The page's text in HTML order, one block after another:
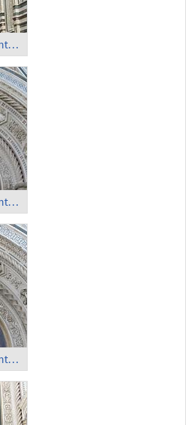
Florence - Cathedral Santa Maria del Fiore; Bell Tower
Florence - Cathedral Santa Maria del Fiore; Fresko (1)
Florence - Cathedral Santa Maria del Fiore; Fresko (2)